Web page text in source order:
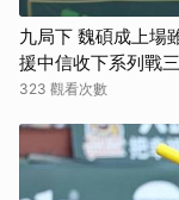
九局下 魏碩成上場
援中信收下系列戰
323 觀看次數